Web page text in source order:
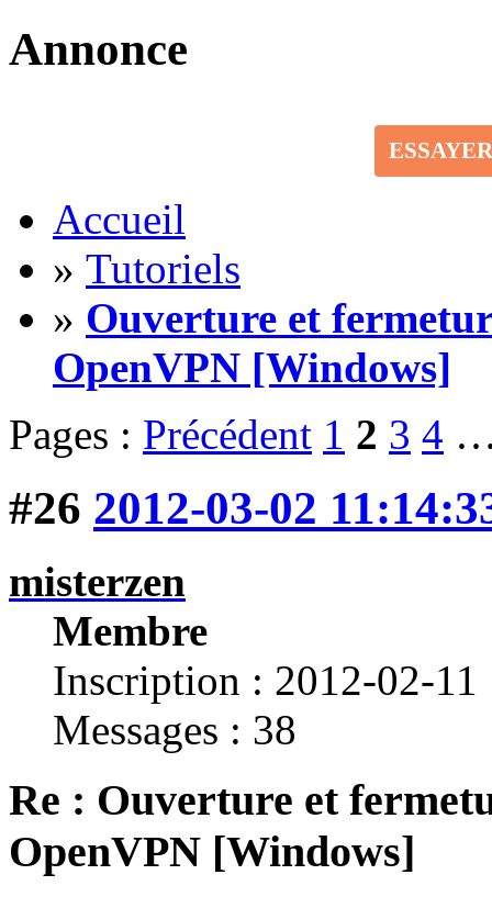
Annonce
Accueil
» Tutoriels
» Ouverture et
OpenVPN [Windows]
Pages : Précédent 1 2 3 4
#26 2012-03-02
misterzen
Membre
Inscription : 2012-02-11
Messages : 38
Re : Ouverture et
OpenVPN [Windows]